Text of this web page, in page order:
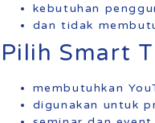
kebutuhan
dan tidak
Pilih Smart
membutuhkan
digunakan untuk